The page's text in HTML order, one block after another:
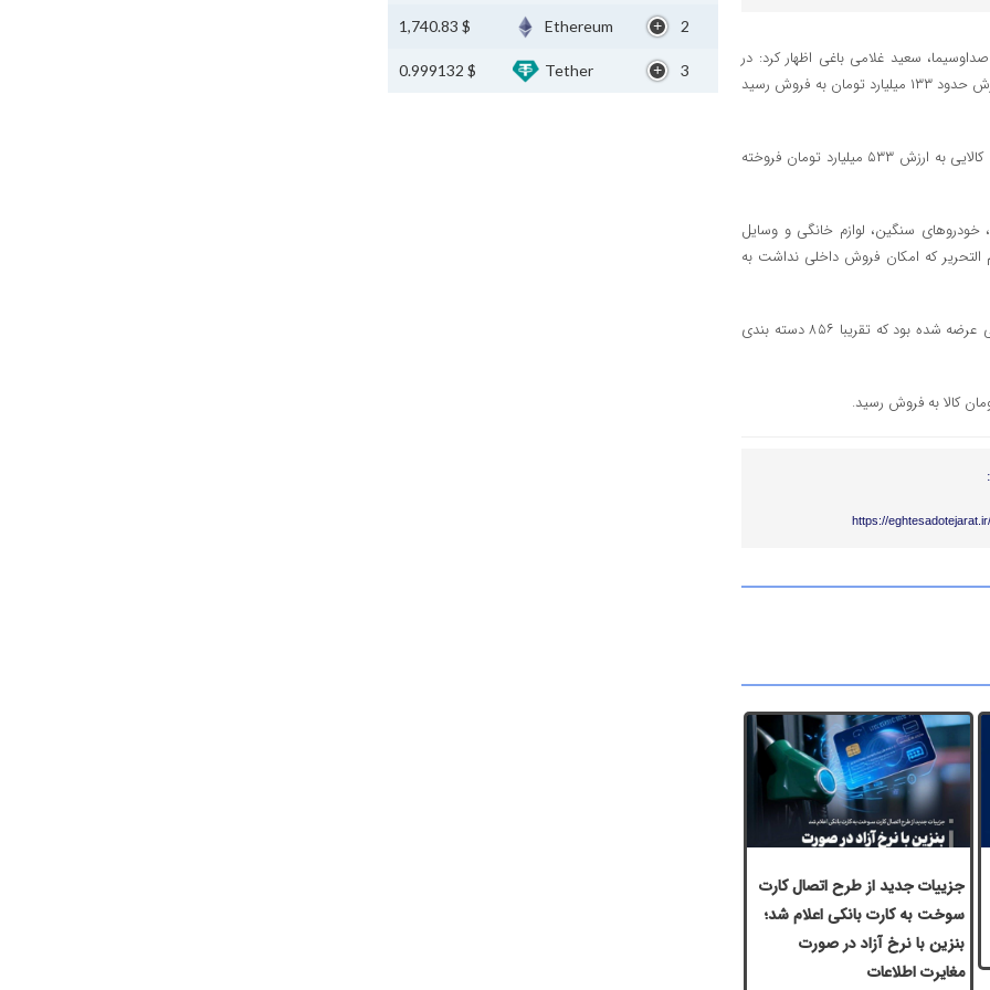
سعید غلامی باغی اظهار کرد: در
مزایده فوق العاده این سازمان که ۲۰ دی ماه رمزگشایی شد ۱۱۱ دسته کالایی به ارزش حدود ۱۳۳ میلیارد تومان به فروش رسید
او گفت: در مزایده سراسری ۲۷۵ هم که روز ۲۳ دیماه رمزگشایی شد ۷۴۵ دسته کالایی به ارزش ۵۳۳ میلیارد تومان فروخته
خودرو‌های سنگین، لوازم خانگی و وسایل
که امکان فروش داخلی نداشت به
معاون سازمان اموال تملیکی گفت: در مجموع دو مزایده ۱۸۰۰ دسته بندی کالایی عرضه شده بود که تقریبا ۸۵۶ دسته بندی
https://
جزییات جدید از طرح اتصال کارت
سوخت به کارت بانکی اعلام شد؛
بنزین با نرخ آزاد در صورت
مغایرت اطلاعات
2
Ethereum
$ 1,740.83
3
Tether
$ 0.999132